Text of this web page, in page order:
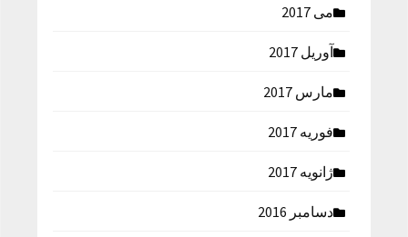
می 2017
آوریل 2017
مارس 2017
فوریه 2017
ژانویه 2017
دسامبر 2016